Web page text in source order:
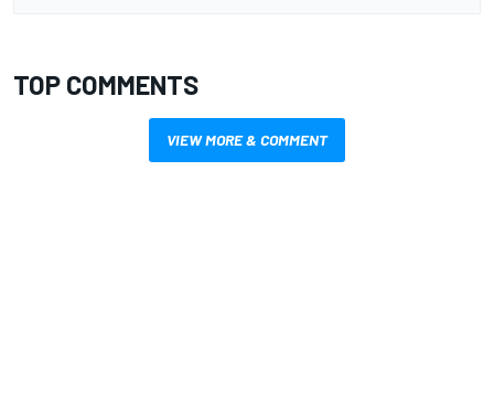
TOP COMMENTS
VIEW MORE & COMMENT